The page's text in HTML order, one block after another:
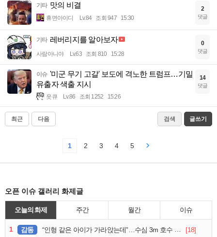
기타 맛의 비결
휴면아이디 Lv.84 조회 947 15:30
2
댓글
기타 레버리지를 알아보자
사람아니야 Lv.63 조회 810 15:28
0
댓글
이슈 '미군 무기 고갈' 보도에 격노한 트럼프…기밀
유출자 색출 지시
읏큐 Lv.86 조회 1252 15:26
14
댓글
최근 다음 검색 글쓰기
1 2 3 4 5
오픈 이슈 갤러리 화제글
오늘의 화제 주간 월간 이슈
1 감동 “인형 같은 아이가 가라앉는데”…수심 3m 호수 뛰어든 60대 의인
[18]